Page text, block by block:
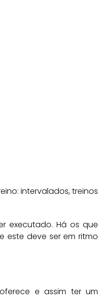
intervalados, treinos
executado. Há os que
este deve ser em ritmo
e assim ter um